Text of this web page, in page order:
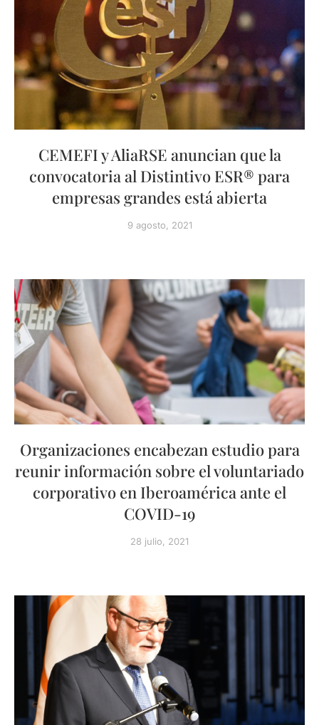
CEMEFI y AliaRSE anuncian que la
convocatoria al Distintivo ESR® para
empresas grandes está abierta
9 agosto, 2021
Organizaciones encabezan estudio para
reunir información sobre el voluntariado
corporativo en Iberoamérica ante el
COVID-19
28 julio, 2021